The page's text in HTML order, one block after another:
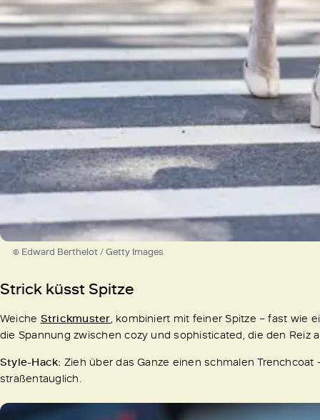
© Edward Berthelot / Getty Images
Strick küsst Spitze
Weiche Strickmuster, kombiniert mit feiner Spitze – fast wie
die Spannung zwischen cozy und sophisticated, die den Reiz
Style-Hack: Zieh über das Ganze einen schmalen
straßentauglich.